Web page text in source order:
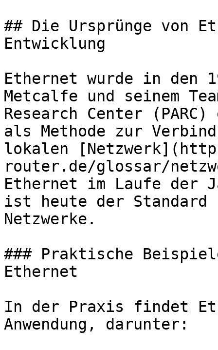
## Die Ursprünge von
Entwicklung
Ethernet wurde in den
Metcalfe und seinem
Research Center
als Methode zur
lokalen
router.de/glossar/
Ethernet im Laufe der
ist heute der Standard
Netzwerke.
### Praktische
Ethernet
In der Praxis findet
Anwendung, darunter: